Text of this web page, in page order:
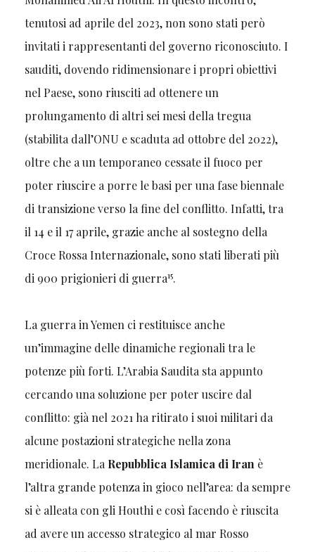
tenutosi ad aprile del 2023, non sono stati però
invitati i rappresentanti del governo riconosciuto. I
sauditi, dovendo ridimensionare i propri obiettivi
nel Paese, sono riusciti ad ottenere un
prolungamento di altri sei mesi della tregua
(stabilita dall’ONU e scaduta ad ottobre del 2022),
oltre che a un temporaneo cessate il fuoco per
poter riuscire a porre le basi per una fase biennale
di transizione verso la fine del conflitto. Infatti, tra
il 14 e il 17 aprile, grazie anche al sostegno della
Croce Rossa Internazionale, sono stati liberati più
di 900 prigionieri di guerra15.
La guerra in Yemen ci restituisce anche
un’immagine delle dinamiche regionali tra le
potenze più forti. L’Arabia Saudita sta appunto
cercando una soluzione per poter uscire dal
conflitto: già nel 2021 ha ritirato i suoi militari da
alcune postazioni strategiche nella zona
meridionale. LaRepubblica Islamica di Iran è
l’altra grande potenza in gioco nell’area: da sempre
si è alleata con gli Houthi e così facendo è riuscita
ad avere un accesso strategico al mar Rosso